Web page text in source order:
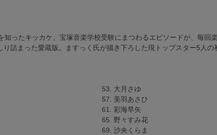
ったキッカケ、宝塚音楽学校受験にまつわるエピソードが、毎回
詰まった愛蔵版。ますっく氏が描き下ろした現トップスター5人
53. 大月さゆ
57. 美羽あさひ
61. 彩海早矢
65. 野々すみ花
69. 沙央くらま